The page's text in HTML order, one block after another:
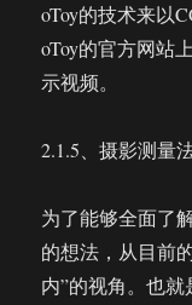
oToy的技术来以
oToy的官方网站
示视频。
2.1.5、摄影测量
为了能够全面了
的想法，从目前
内”的视角。也